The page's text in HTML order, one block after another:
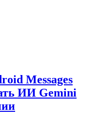
Messages
ИИ Gemini